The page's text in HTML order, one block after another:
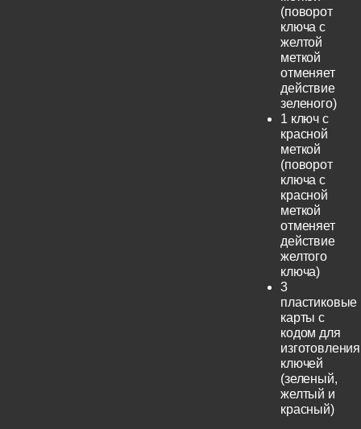
(поворот
ключа с
желтой
меткой
отменяет
действие
зеленого)
1 ключ с
красной
меткой
(поворот
ключа с
красной
меткой
отменяет
действие
желтого
ключа)
3
пластиковые
карты с
кодом для
изготовления
ключей
(зеленый,
желтый и
красный)